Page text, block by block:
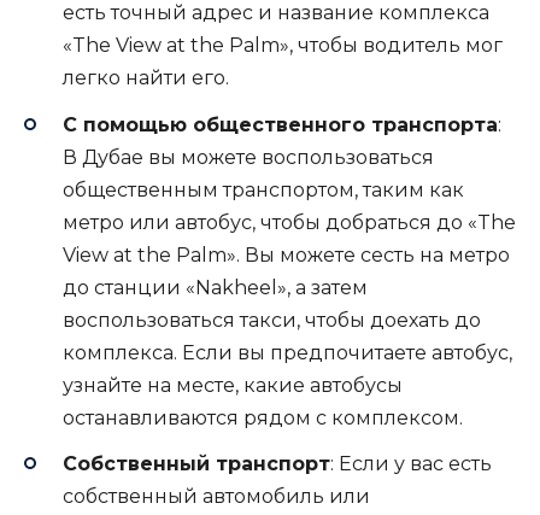
есть точный адрес и название комплекса
«The View at the Palm», чтобы водитель мог
легко найти его.
С помощью общественного транспорта:
В Дубае вы можете воспользоваться
общественным транспортом, таким как
метро или автобус, чтобы добраться до «The
View at the Palm». Вы можете сесть на метро
до станции «Nakheel», а затем
воспользоваться такси, чтобы доехать до
комплекса. Если вы предпочитаете автобус,
узнайте на месте, какие автобусы
останавливаются рядом с комплексом.
Собственный транспорт: Если у вас есть
собственный автомобиль или